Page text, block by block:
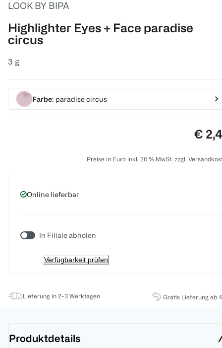
LOOK BY BIPA
Highlighter Eyes + Face paradise
circus
3 g
Farbe: paradise circus
€
Preise in Euro inkl. 20 % MwSt. zzgl.
Online lieferbar
In Filiale abholen
Verfügbarkeit prüfen
Lieferung in 2-3 Werktagen Gratis Lieferung ab
Produktdetails